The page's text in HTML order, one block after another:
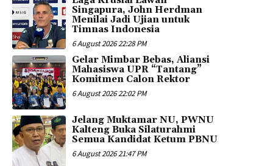
Singapura, John Herdman
Menilai Jadi Ujian untuk
Timnas Indonesia
6 August 2026 22:28 PM
Gelar Mimbar Bebas, Aliansi
Mahasiswa UPR “Tantang”
Komitmen Calon Rektor
6 August 2026 22:02 PM
Jelang Muktamar NU, PWNU
Kalteng Buka Silaturahmi
Semua Kandidat Ketum PBNU
6 August 2026 21:47 PM